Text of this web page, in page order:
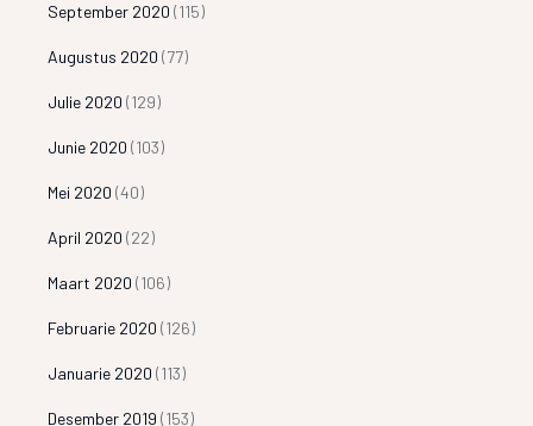
September 2020 (115)
Augustus 2020 (77)
Julie 2020 (129)
Junie 2020 (103)
Mei 2020 (40)
April 2020 (22)
Maart 2020 (106)
Februarie 2020 (126)
Januarie 2020 (113)
Desember 2019 (153)